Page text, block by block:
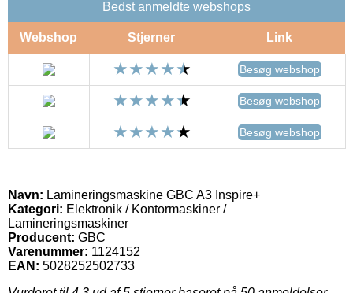
Bedst anmeldte webshops
Webshop Stjerner Link
Besøg webshop
Besøg webshop
Besøg webshop
Navn: Lamineringsmaskine GBC A3 Inspire+
Kategori: Elektronik / Kontormaskiner /
Lamineringsmaskiner
Producent: GBC
Varenummer: 1124152
EAN: 5028252502733